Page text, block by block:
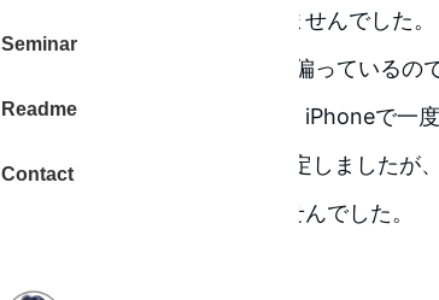
Seminar
Readme
Contact
Google+へのログインができませんでした。
SNSの書き込みがfacebookに偏っている
手く付き合っていこうと思い、iPhoneで一
できるアプリ EveryPost を設定しましたが
Google+にはログインできませんでした。